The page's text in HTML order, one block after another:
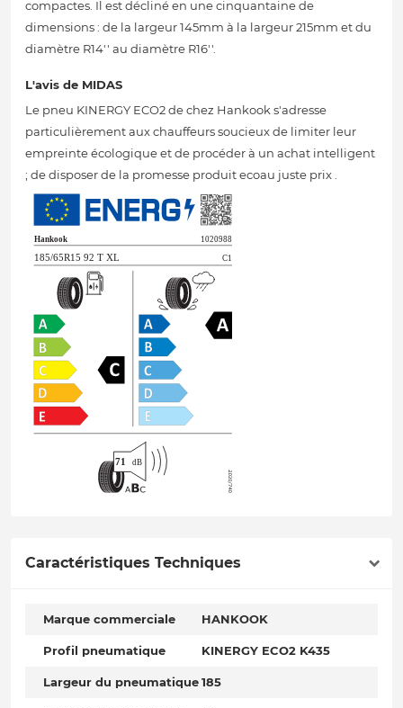
compactes. Il est décliné en une cinquantaine de
dimensions : de la largeur 145mm à la largeur 215mm et du
diamètre R14'' au diamètre R16''.
L'avis de MIDAS
Le pneu KINERGY ECO2 de chez Hankook s'adresse
particulièrement aux chauffeurs soucieux de limiter leur
empreinte écologique et de procéder à un achat intelligent
; de disposer de la promesse produit ecoau juste prix .
Caractéristiques Techniques
Marque commerciale HANKOOK
Profil pneumatique KINERGY ECO2 K435
Largeur du pneumatique185